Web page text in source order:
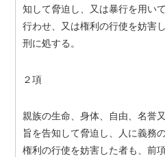
知して脅迫し、又は暴行を用い
行わせ、又は権利の行使を妨害
刑に処する。
２項
親族の生命、身体、自由、名誉
旨を告知して脅迫し、人に義務
権利の行使を妨害した者も、前